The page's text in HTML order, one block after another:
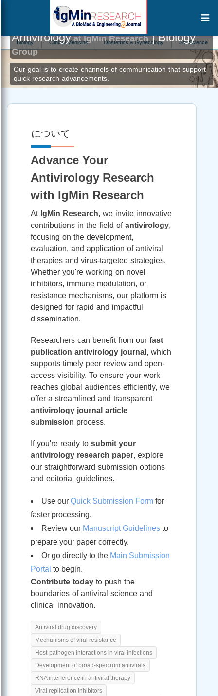
Biology Clinical Medicine Obstetrics & Gynecology Soil Science
Antivirologyat IgMin Research| Biology
Group
Our goal is to create channels of communication that support
quick research advancements.
について
Advance Your
Antivirology Research
with IgMin Research
At IgMin Research, we invite innovative
contributions in the field of antivirology,
focusing on the development,
evaluation, and application of antiviral
therapies and virus-targeted strategies.
Whether you're working on novel
inhibitors, immune modulation, or
resistance mechanisms, our platform is
designed for rapid and impactful
dissemination.
Researchers can benefit from our fast
publication antivirology journal , which
supports timely peer review and open-
access visibility. To ensure your work
reaches global audiences efficiently, we
offer a streamlined and transparent
antivirology journal article
submission process.
If you're ready to submit your
antivirology research paper, explore
our straightforward submission options
and editorial guidelines.
Use our Quick Submission Form for
faster processing.
Review our Manuscript Guidelines to
prepare your paper correctly.
Or go directly to the Main Submission
Portal to begin.
Contribute today to push the
boundaries of antiviral science and
clinical innovation.
Antiviral drug discovery
Mechanisms of viral resistance
Host-pathogen interactions in viral infections
Development of broad-spectrum antivirals
RNA interference in antiviral therapy
Viral replication inhibitors